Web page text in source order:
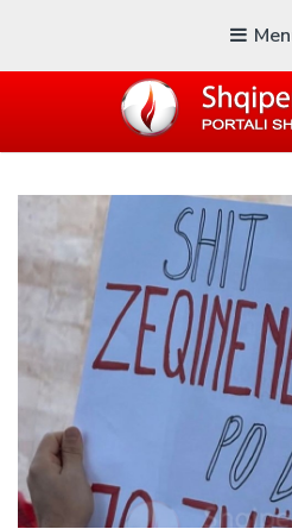
Blogu i ShqiperiaCom